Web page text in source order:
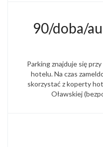
90/doba/
Parking znajduje się
hotelu. Na czas
skorzystać z koperty
Oławskiej